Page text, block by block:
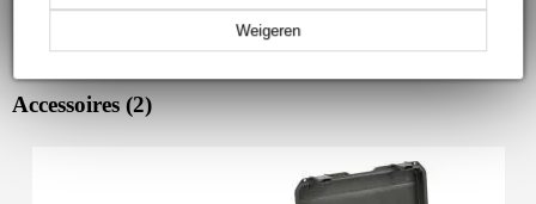
Weigeren
Accessoires (2)